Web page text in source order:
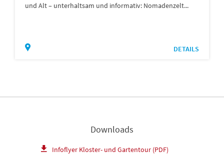
und Alt – unterhaltsam und informativ: Nomadenzelt...
DETAILS
Downloads
Infoflyer Kloster- und Gartentour (PDF)